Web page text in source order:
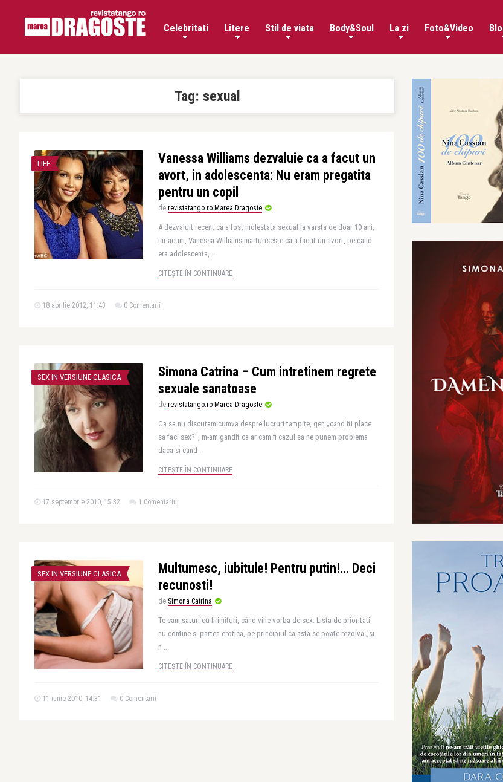
Celebritati Litere Stil de viata Body&Soul La zi Foto&Video
Tag: sexual
LIFE
Vanessa Williams dezvaluie ca a facut un
avort, in adolescenta: Nu eram pregatita
pentru un copil
de revistatango.ro Marea Dragoste
A dezvaluit recent ca a fost molestata sexual la varsta de doar 10 ani,
iar acum, Vanessa Williams marturiseste ca a facut un avort, pe cand
era adolescenta, ..
CITEȘTE ÎN CONTINUARE
18 aprilie 2012, 11:43 0 Comentarii
SEX IN VERSIUNE CLASICA
Simona Catrina – Cum intretinem regrete
sexuale sanatoase
de revistatango.ro Marea Dragoste
Ca sa nu discutam cumva despre lucruri tampite, gen „cand iti place
sa faci sex?”, m-am gandit ca ar cam fi cazul sa ne punem problema
daca si cand ..
CITEȘTE ÎN CONTINUARE
17 septembrie 2010, 15:32 1 Comentariu
SEX IN VERSIUNE CLASICA
Multumesc, iubitule! Pentru putin!… Deci
recunosti!
de Simona Catrina
Te cam saturi cu firimituri, când vine vorba de sex. Lista de prioritati
nu contine si partea erotica, pe principiul ca asta se poate rezolva „si-
n ..
CITEȘTE ÎN CONTINUARE
11 iunie 2010, 14:31 0 Comentarii